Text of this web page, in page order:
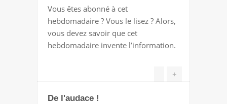
DU
OBSERVATEUR
Vous êtes abonné à cet
hebdomadaire ? Vous le lisez ? Alors,
vous devez savoir que cet
hebdomadaire invente l’information.
+
De l'audace !